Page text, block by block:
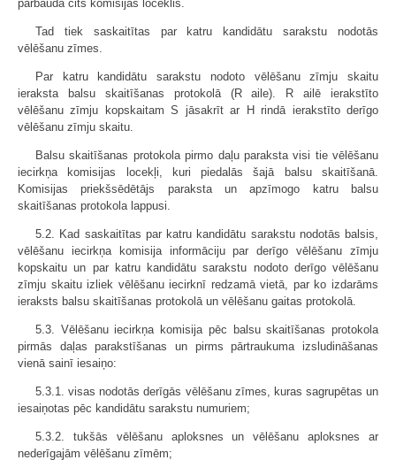
pārbauda cits komisijas loceklis.
Tad tiek saskaitītas par katru kandidātu sarakstu nodotās
vēlēšanu zīmes.
Par katru kandidātu sarakstu nodoto vēlēšanu zīmju skaitu
ieraksta balsu skaitīšanas protokolā (R aile). R ailē ierakstīto
vēlēšanu zīmju kopskaitam S jāsakrīt ar H rindā ierakstīto derīgo
vēlēšanu zīmju skaitu.
Balsu skaitīšanas protokola pirmo daļu paraksta visi tie vēlēšanu
iecirkņa komisijas locekļi, kuri piedalās šajā balsu skaitīšanā.
Komisijas priekšsēdētājs paraksta un apzīmogo katru balsu
skaitīšanas protokola lappusi.
5.2. Kad saskaitītas par katru kandidātu sarakstu nodotās balsis,
vēlēšanu iecirkņa komisija informāciju par derīgo vēlēšanu zīmju
kopskaitu un par katru kandidātu sarakstu nodoto derīgo vēlēšanu
zīmju skaitu izliek vēlēšanu iecirknī redzamā vietā, par ko izdarāms
ieraksts balsu skaitīšanas protokolā un vēlēšanu gaitas protokolā.
5.3. Vēlēšanu iecirkņa komisija pēc balsu skaitīšanas protokola
pirmās daļas parakstīšanas un pirms pārtraukuma izsludināšanas
vienā sainī iesaiņo:
5.3.1. visas nodotās derīgās vēlēšanu zīmes, kuras sagrupētas un
iesaiņotas pēc kandidātu sarakstu numuriem;
5.3.2. tukšās vēlēšanu aploksnes un vēlēšanu aploksnes ar
nederīgajām vēlēšanu zīmēm;